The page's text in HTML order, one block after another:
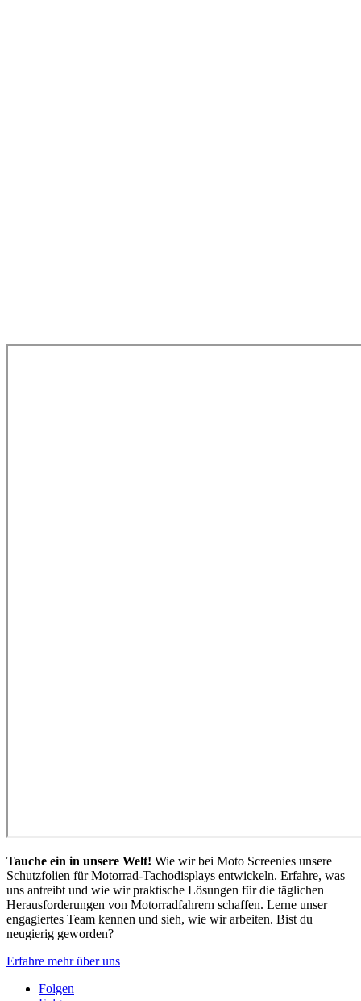
Tauche ein in unsere Welt! Wie wir bei Moto Screenies unsere
Schutzfolien für Motorrad-Tachodisplays entwickeln. Erfahre, was
uns antreibt und wie wir praktische Lösungen für die täglichen
Herausforderungen von Motorradfahrern schaffen. Lerne unser
engagiertes Team kennen und sieh, wie wir arbeiten. Bist du
neugierig geworden?
Erfahre mehr über uns
Folgen